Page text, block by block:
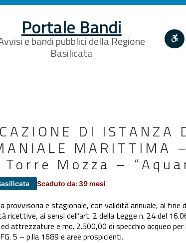
Portale Bandi
e bandi pubblici della Regione
Basilicata
DI ISTANZA
Mozza –
Scaduto da: 39 mesi
provvisoria e stagionale, con validità annuale, al fine
ai sensi dell’art. 2 della Legge n. 24 del
attrezzature e mq. 2.500,00 di specchio acqueo
5 – p.lla 1689 e aree prospicienti.